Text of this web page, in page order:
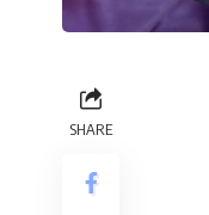
SHARE